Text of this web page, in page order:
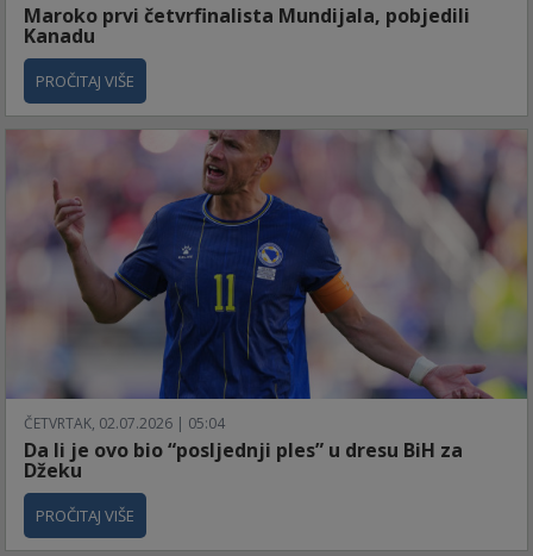
Maroko prvi četvrfinalista Mundijala, pobjedili
Kanadu
PROČITAJ VIŠE
ČETVRTAK, 02.07.2026 | 05:04
Da li je ovo bio “posljednji ples” u dresu BiH za
Džeku
PROČITAJ VIŠE